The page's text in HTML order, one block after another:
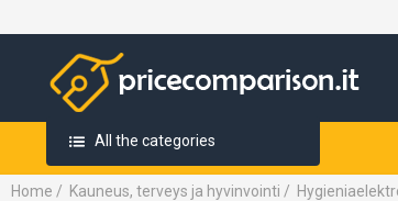
All the categories
Home / Kauneus, terveys ja hyvinvointi /